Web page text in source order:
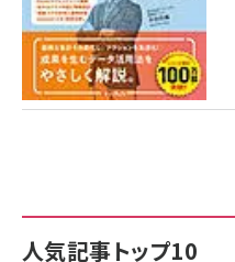
人気記事トップ10